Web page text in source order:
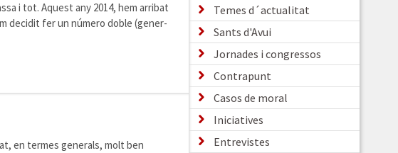
i tot. Aquest any 2014, hem arribat
decidit fer un número doble (gener-
en termes generals, molt ben
Temes d´actualitat
Sants d'Avui
Jornades i congressos
Contrapunt
Casos de moral
Iniciatives
Entrevistes